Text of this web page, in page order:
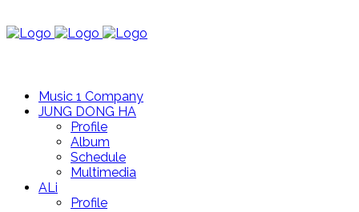
Music 1 Company
JUNG DONG HA
Profile
Album
Schedule
Multimedia
ALi
Profile